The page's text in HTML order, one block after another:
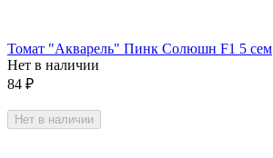
Томат "Акварель" Пинк Солюшн F1 5 сем
Нет в наличии
84 ₽
Нет в наличии